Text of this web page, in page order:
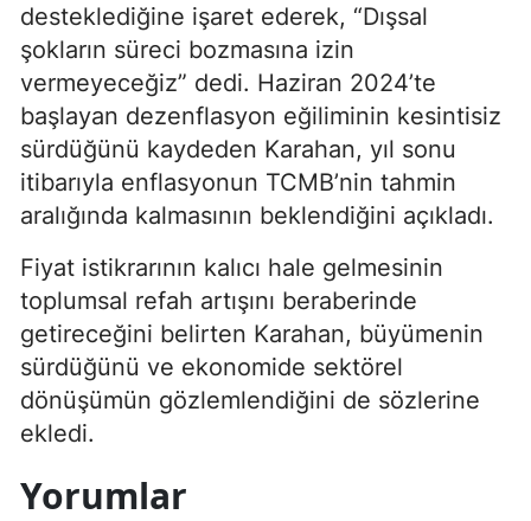
desteklediğine işaret ederek, “Dışsal
şokların süreci bozmasına izin
vermeyeceğiz” dedi. Haziran 2024’te
başlayan dezenflasyon eğiliminin kesintisiz
sürdüğünü kaydeden Karahan, yıl sonu
itibarıyla enflasyonun TCMB’nin tahmin
aralığında kalmasının beklendiğini açıkladı.
Fiyat istikrarının kalıcı hale gelmesinin
toplumsal refah artışını beraberinde
getireceğini belirten Karahan, büyümenin
sürdüğünü ve ekonomide sektörel
dönüşümün gözlemlendiğini de sözlerine
ekledi.
Yorumlar